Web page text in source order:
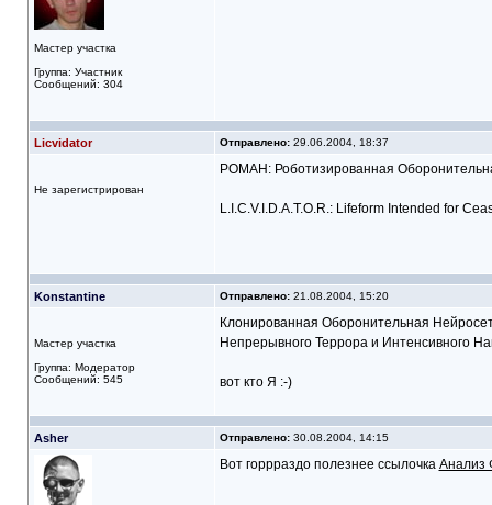
Мастер участка
Группа: Участник
Сообщений: 304
Licvidator Отправлено:29.06.2004, 18:37
Не зарегистрирован
РОМАН: Роботизированная
L.I.C.V.I.D.A.T.O.R.: Lifeform Intended for
Konstantine Отправлено:21.08.2004, 15:20
Мастер участка
Группа: Модератор
Сообщений: 545
Клонированная Оборонительная
Непрерывного Террора и Интенсивного
вот кто Я :-)
Asher Отправлено:30.08.2004, 14:15
Вот горрраздо полезнее ссылочка Анализ